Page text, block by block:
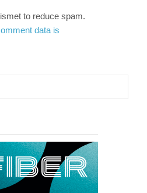
to reduce spam.
data is